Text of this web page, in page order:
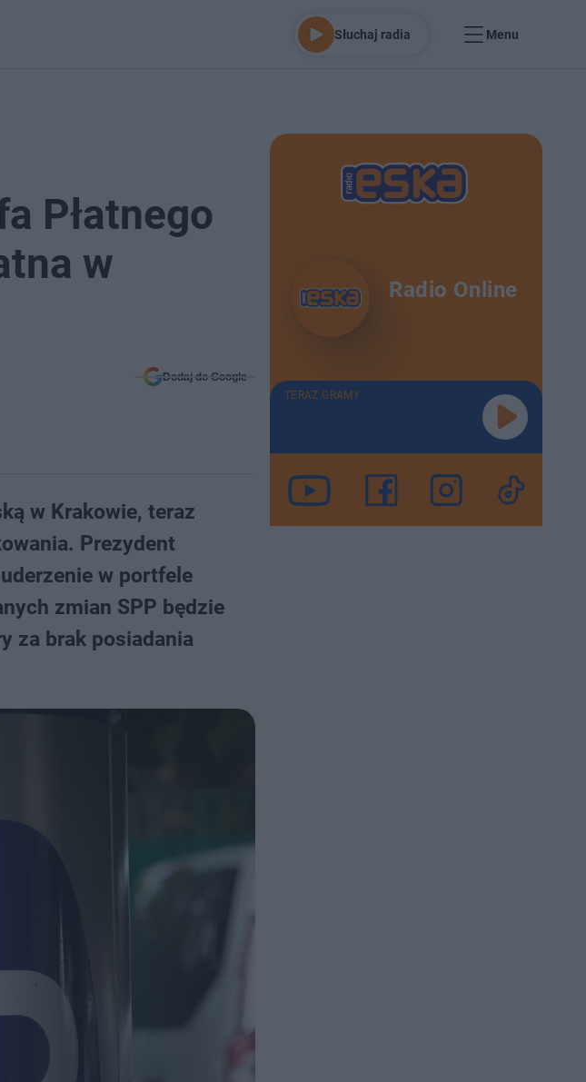
Słuchaj radia Menu
Płatnego
w
Dodaj do Google
w Krakowie, teraz
Prezydent
w portfele
zmian SPP będzie
za brak posiadania
Radio Online
TERAZ GRAMY